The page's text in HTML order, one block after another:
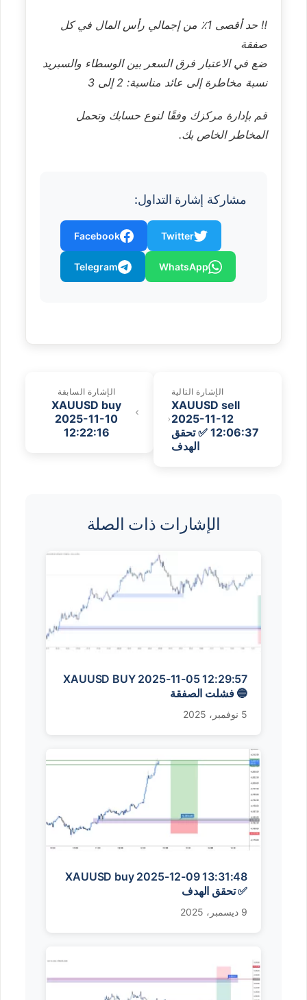
‼️ حد أقصى 1٪ من إجمالي رأس المال في كل
صفقة
ضع في الاعتبار فرق السعر بين الوسطاء والسبريد
نسبة مخاطرة إلى عائد مناسبة: 2 إلى 3
قم بإدارة مركزك وفقًا لنوع حسابك وتحمل
المخاطر الخاص بك.
مشاركة إشارة التداول:
Facebook Twitter
Telegram WhatsApp
الإشارة السابقة
XAUUSD buy
2025-11-10
12:22:16
الإشارة التالية
XAUUSD sell
2025-11-12
12:06:37 ✅ تحقق
الهدف
الإشارات ذات الصلة
XAUUSD BUY 2025-11-05 12:29:57
🔵 فشلت الصفقة
5 نوفمبر، 2025
XAUUSD buy 2025-12-09 13:31:48
✅ تحقق الهدف
9 ديسمبر، 2025